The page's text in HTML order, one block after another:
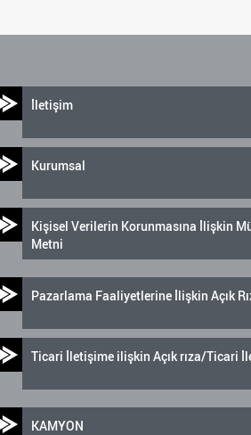
İletişim
Kurumsal
Kişisel Verilerin Korunmasına İlişkin
Metni
Pazarlama Faaliyetlerine İlişkin Açık
Ticari İletişime ilişkin Açık rıza/Ticari
KAMYON